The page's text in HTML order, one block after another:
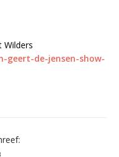
Wilders
geert-de-jensen-show-